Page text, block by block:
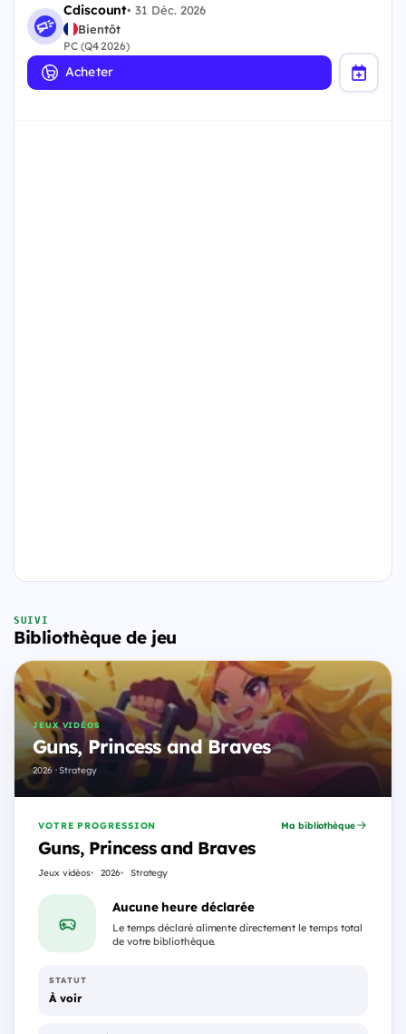
Cdiscount•31 Déc. 2026
Bientôt
PC (Q4 2026)
Acheter
SUIVI
Bibliothèque de jeu
JEUX VIDÉOS
Guns, Princess and Braves
2026 · Strategy
VOTRE PROGRESSION
Guns, Princess and Braves
Jeux vidéos 2026 Strategy
Ma bibliothèque
Aucune heure déclarée
Le temps déclaré alimente directement le temps total
de votre bibliothèque.
STATUT
À voir